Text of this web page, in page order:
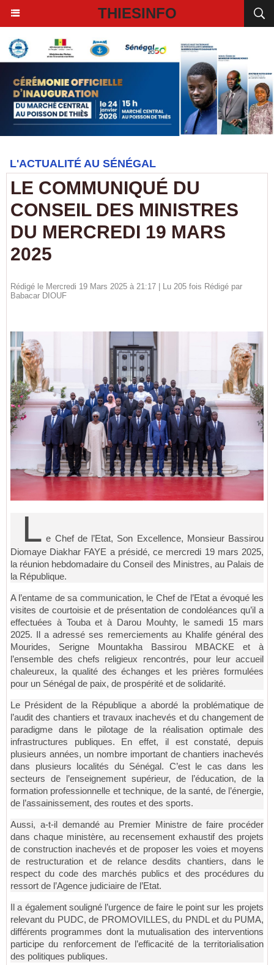
THIESINFO
L'ACTUALITÉ AU SÉNÉGAL
LE COMMUNIQUÉ DU
CONSEIL DES MINISTRES
DU MERCREDI 19 MARS
2025
Rédigé le Mercredi 19 Mars 2025 à 21:17 | Lu 205 fois Rédigé par
Babacar DIOUF
L e Chef de l’Etat, Son Excellence, Monsieur Bassirou
Diomaye Diakhar FAYE a présidé, ce mercredi 19 mars 2025,
la réunion hebdomadaire du Conseil des Ministres, au Palais de
la République.
A l’entame de sa communication, le Chef de l’Etat a évoqué les
visites de courtoisie et de présentation de condoléances qu’il a
effectuées à Touba et à Darou Mouhty, le samedi 15 mars
2025. Il a adressé ses remerciements au Khalife général des
Mourides, Serigne Mountakha Bassirou MBACKE et à
l’ensemble des chefs religieux rencontrés, pour leur accueil
chaleureux, la qualité des échanges et les prières formulées
pour un Sénégal de paix, de prospérité et de solidarité.
Le Président de la République a abordé la problématique de
l’audit des chantiers et travaux inachevés et du changement de
paradigme dans le pilotage de la réalisation optimale des
infrastructures publiques. En effet, il est constaté, depuis
plusieurs années, un nombre important de chantiers inachevés
dans plusieurs localités du Sénégal. C’est le cas dans les
secteurs de l’enseignement supérieur, de l’éducation, de la
formation professionnelle et technique, de la santé, de l’énergie,
de l’assainissement, des routes et des sports.
Aussi, a-t-il demandé au Premier Ministre de faire procéder
dans chaque ministère, au recensement exhaustif des projets
de construction inachevés et de proposer les voies et moyens
de restructuration et de relance desdits chantiers, dans le
respect du code des marchés publics et des procédures du
ressort de l’Agence judiciaire de l’Etat.
Il a également souligné l’urgence de faire le point sur les projets
relevant du PUDC, de PROMOVILLES, du PNDL et du PUMA,
différents programmes dont la mutualisation des interventions
participe du renforcement de l’efficacité de la territorialisation
des politiques publiques.